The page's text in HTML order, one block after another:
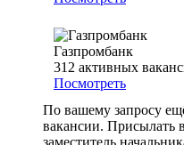
Газпромбанк
312 активных
Посмотреть
По вашему запросу
вакансии. Присылать